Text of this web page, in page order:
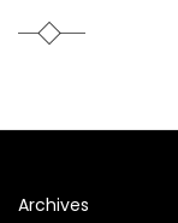
Archives